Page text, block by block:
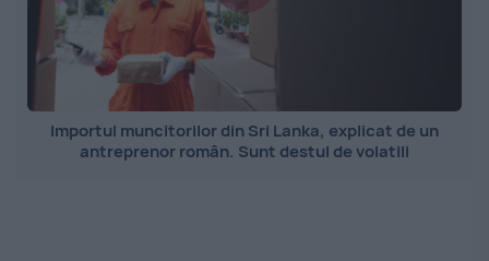
Importul muncitorilor din Sri Lanka, explicat de un
antreprenor român. Sunt destul de volatili